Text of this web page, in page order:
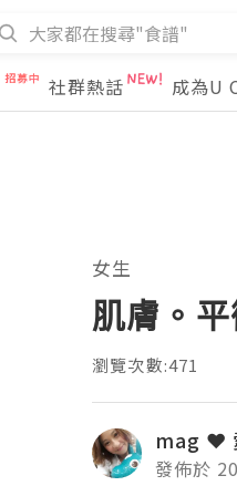
社群熱話 成為U
女生
肌膚。
瀏覽次數:471
mag ❤
發佈於